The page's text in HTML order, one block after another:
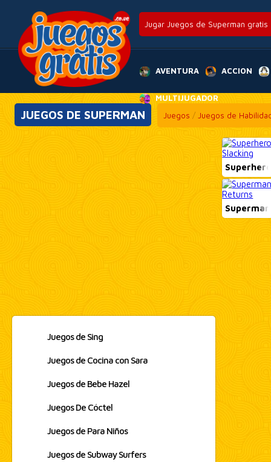
Jugar Juegos de Superman gratis
AVENTURA ACCION
MULTIJUGADOR
JUEGOS DE SUPERMAN Juegos / Juegos de
Juegos de Sing
Juegos de Cocina con Sara
Juegos de Bebe Hazel
Juegos De Cóctel
Juegos de Para Niños
Juegos de Subway Surfers